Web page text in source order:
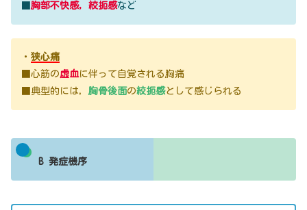
胸部不快感， 絞扼感など
・ 狭心痛
■心筋の虚血に伴って自覚される胸痛
■典型的には， 胸骨後面の絞扼感として感じられる
B 発症機序